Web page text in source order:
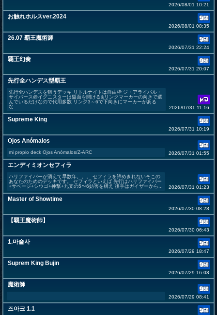
2026/08/01 10:21
お触れホルスver.2024
2026/08/01 08:35
26.07 覇王魔術師
2026/07/31 22:24
覇王幻奏
2026/07/31 20:07
先行全ハンデス型覇王
先行全ハンデスを狙うデッキ リトルナイトは自由枠 ジ・アライバル・
サイバース@イグニスターは盤面を開ける&リンクマーカーの向きで選
んでいるだけなので代用多数 リンク3～6で下向きにマーカーがある
な...
2026/07/31 11:16
Supreme King
2026/07/31 10:19
Ojos Anómalos
mi propio deck Ojos Anómalos/Z-ARC 2026/07/31 01:55
エンディミオンセフィラ
ハリファイバーが消えて早数年。。。 セフィラを諦めきれないそこの
あなたのためのデッキです。 セフィラといえば 先行はハリファイバー
+サベージ+シウゴ+神撃+九支の5〜6妨害を構え 後手はガイザーから...
2026/07/31 01:23
Master of Showtime
2026/07/30 08:28
【覇王魔術師】
2026/07/30 06:43
1.마술사
2026/07/29 18:47
Suprem King Bujin
2026/07/29 16:08
魔術師
2026/07/29 08:41
즈아크 1.1